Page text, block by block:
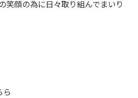
笑顔の為に日々取り組んでまいり
ら